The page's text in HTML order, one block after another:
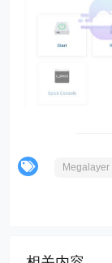
Megalayer